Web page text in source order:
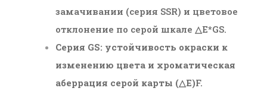
замачивании (серия SSR) и цветовое
отклонение по серой шкале △E*GS.
Серия GS: устойчивость окраски к
изменению цвета и хроматическая
аберрация серой карты (△E)F.